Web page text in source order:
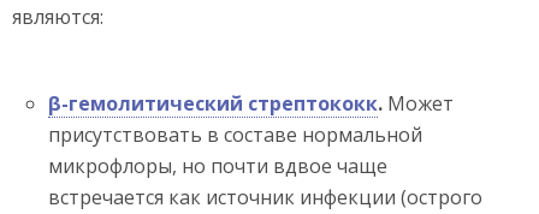
являются:
β-гемолитический стрептококк. Может
присутствовать в составе нормальной
микрофлоры, но почти вдвое чаще
встречается как источник инфекции (острого